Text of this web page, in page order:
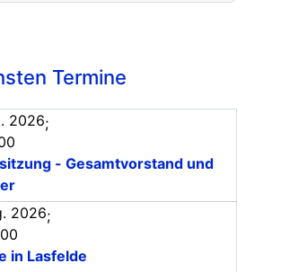
Termine
2026;
- Gesamtvorstand und
2026;
in Lasfelde